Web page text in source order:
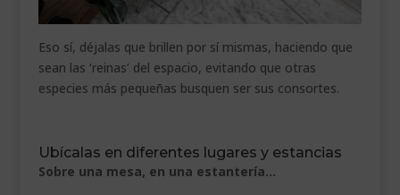
Eso sí, déjalas que brillen por sí mismas, haciendo que
sean las ‘reinas’ del espacio, evitando que otras
especies más pequeñas busquen ser sus consortes.
Ubícalas en diferentes lugares y estancias
Sobre una mesa, en una estantería…